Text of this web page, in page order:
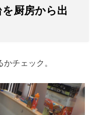
厨房から出
チェック。